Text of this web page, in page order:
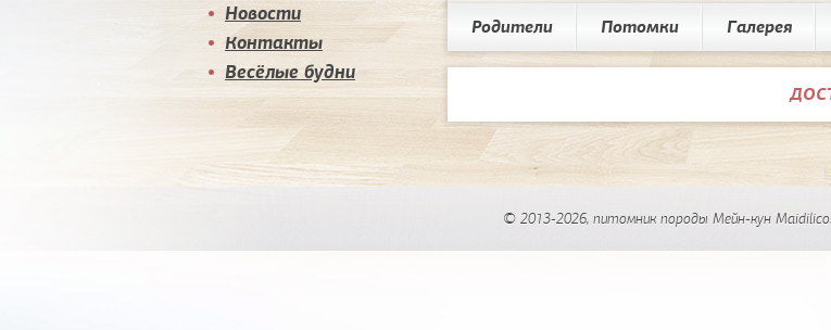
Новости
Контакты
Весёлые будни
Родители Потомки Галерея
© 2013-2026, питомник породы Мейн-кун